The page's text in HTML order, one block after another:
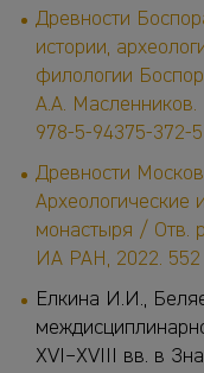
Древности
истории,
филологии
А.А.
978-5-94375-372-5
Древности
Археологические
монастыря / Отв.
ИА РАН, 2022. 552
Елкина И.И.,
XVI–XVIII вв. в